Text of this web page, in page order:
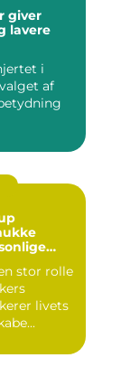
giver
lavere
i
af
stor rolle
livets